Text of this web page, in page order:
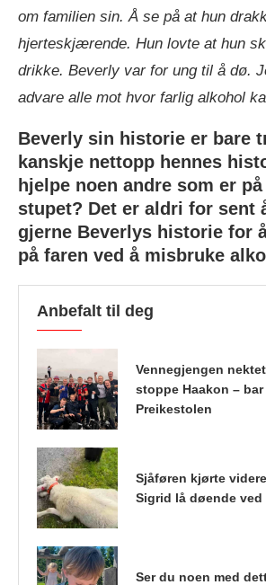
om familien sin. Å se på at hun
hjerteskjærende. Hun lovte at hun
drikke. Beverly var for ung til å dø.
advare alle mot hvor farlig alkohol
Beverly sin historie er bare
kanskje nettopp hennes
hjelpe noen andre som er
stupet? Det er aldri for sent
gjerne Beverlys historie for
på faren ved å misbruke
Anbefalt til deg
Vennegjengen
stoppe Haakon –
Preikestolen
Sjåføren kjørte
Sigrid lå døende ved
Ser du noen med